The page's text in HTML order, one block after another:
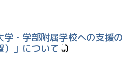
学・学部附属学校への支援の
）」について